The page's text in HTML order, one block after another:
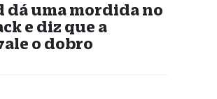
dá uma mordida no
e diz que a
o dobro